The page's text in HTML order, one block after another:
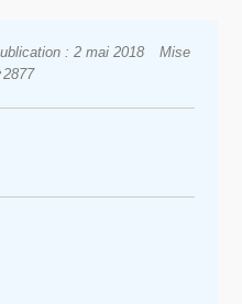
: 2 mai 2018
Mise
2877